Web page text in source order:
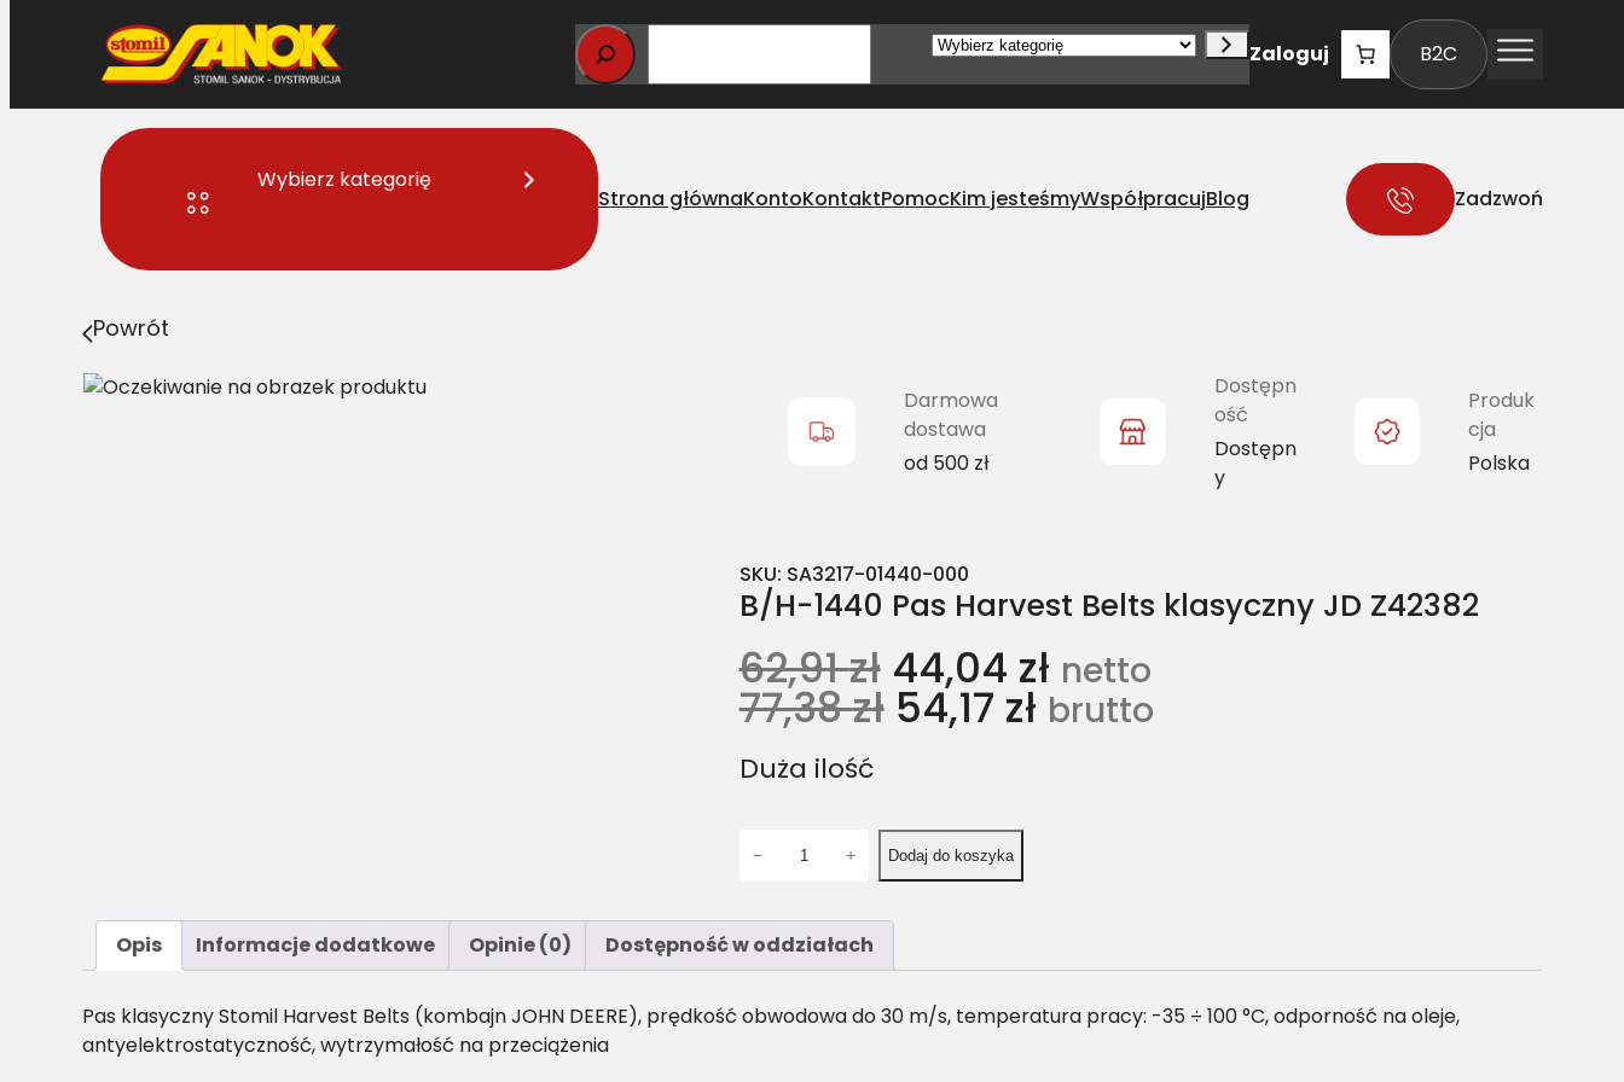
Wybierz
Zaloguj B2C
Wybierz kategorię
Strona głównaKontoKontaktPomocKim jesteśmyWspółpracujBlog Zadzwoń
Strona główna > B/H-1440 Pas Harvest Belts klasyczny JD Z42382
Powrót
Darmowa
dostawa
od 500 zł
Dostępn
ość
Dostępn
y
Produk
cja
Polska
SKU: SA3217-01440-000
B/H-1440 Pas Harvest Belts klasyczny JD Z42382
62,91zł 44,04 zł netto
77,38zł 54,17 zł brutto
Duża ilość
ś
ć
/
− + Dodaj do koszyka
Opis Informacje dodatkowe Opinie (0) Dostępność w oddziałach
Pas klasyczny Stomil Harvest Belts (kombajn JOHN DEERE), prędkość obwodowa do 30 m/s, temperatura pracy: -35 ÷ 100 °C, odporność na oleje,
antyelektrostatyczność, wytrzymałość na przeciążenia